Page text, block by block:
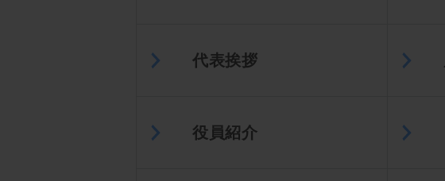
代表挨拶
役員紹介